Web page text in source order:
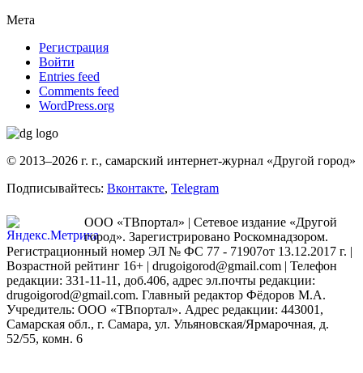
Мета
Регистрация
Войти
Entries feed
Comments feed
WordPress.org
© 2013–2026 г. г., самарский интернет-журнал «Другой город»
Подписывайтесь: Вконтакте, Telegram
ООО «ТВпортал» | Сетевое издание «Другой
город». Зарегистрировано Роскомнадзором.
Регистрационный номер ЭЛ № ФС 77 - 71907от 13.12.2017 г. |
Возрастной рейтинг 16+ | drugoigorod@gmail.com | Телефон
редакции: 331-11-11, доб.406, адрес эл.почты редакции:
drugoigorod@gmail.com. Главный редактор Фёдоров М.А.
Учредитель: ООО «ТВпортал». Адрес редакции: 443001,
Самарская обл., г. Самара, ул. Ульяновская/Ярмарочная, д.
52/55, комн. 6